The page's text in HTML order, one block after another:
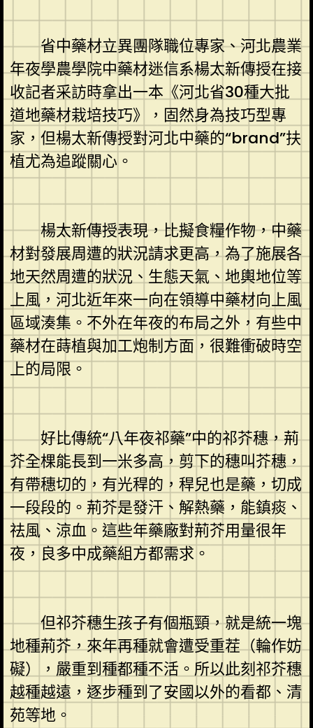
省中藥材立異團隊職位專家、河北農業
年夜學農學院中藥材迷信系楊太新傳授在接
收記者采訪時拿出一本《河北省30種大批
道地藥材栽培技巧》，固然身為技巧型專
家，但楊太新傳授對河北中藥的“brand”扶
植尤為追蹤關心。
楊太新傳授表現，比擬食糧作物，中藥
材對發展周遭的狀況請求更高，為了施展各
地天然周遭的狀況、生態天氣、地輿地位等
上風，河北近年來一向在領導中藥材向上風
區域湊集。不外在年夜的布局之外，有些中
藥材在蒔植與加工炮制方面，很難衝破時空
上的局限。
好比傳統“八年夜祁藥”中的祁芥穗，荊
芥全棵能長到一米多高，剪下的穗叫芥穗，
有帶穗切的，有光稈的，稈兒也是藥，切成
一段段的。荊芥是發汗、解熱藥，能鎮痰、
祛風、涼血。這些年藥廠對荊芥用量很年
夜，良多中成藥組方都需求。
但祁芥穗生孩子有個瓶頸，就是統一塊
地種荊芥，來年再種就會遭受重茬（輪作妨
礙），嚴重到種都種不活。所以此刻祁芥穗
越種越遠，逐步種到了安國以外的看都、清
苑等地。